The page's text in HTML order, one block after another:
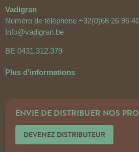
Vadigran
Numéro de téléphone +32(0)68 26 96 40
Info@vadigran.be
BE 0431.312.379
Plus d'informations
ENVIE DE DISTRIBUER NOS
DEVENEZ DISTRIBUTEUR